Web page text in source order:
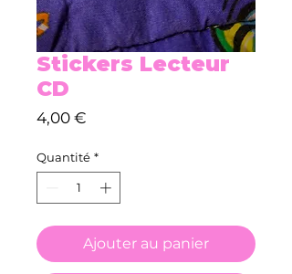
Stickers Lecteur
CD
4,00 €
Quantité *
Ajouter au panier